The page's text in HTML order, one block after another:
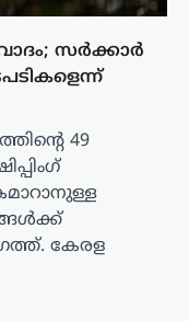
സർക്കാർ
49
കേരള